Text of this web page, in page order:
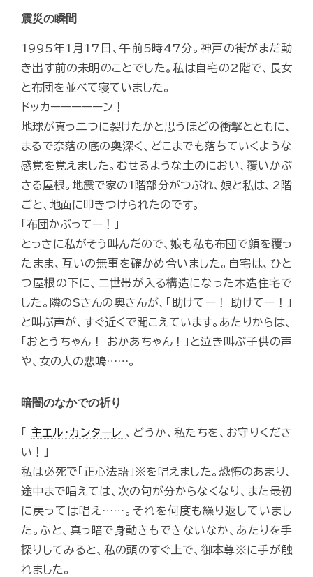
震災の瞬間
1995年1月17日、午前5時47分。神戸の街がまだ動
き出す前の未明のことでした。私は自宅の2階で、長女
と布団を並べて寝ていました。
ドッカーーーーーン！
地球が真っ二つに裂けたかと思うほどの衝撃とともに、
まるで奈落の底の奥深く、どこまでも落ちていくような
感覚を覚えました。むせるような土のにおい、覆いかぶ
さる屋根。地震で家の1階部分がつぶれ、娘と私は、2階
ごと、地面に叩きつけられたのです。
「布団かぶってー！」
とっさに私がそう叫んだので、娘も私も布団で顔を覆っ
たまま、互いの無事を確かめ合いました。自宅は、ひと
つ屋根の下に、二世帯が入る構造になった木造住宅で
した。隣のSさんの奥さんが、「助けてー！ 助けてー！」
と叫ぶ声が、すぐ近くで聞こえています。あたりからは、
「おとうちゃん！ おかあちゃん！」と泣き叫ぶ子供の声
や、女の人の悲鳴……。
暗闇のなかでの祈り
主エル・カンターレ 、どうか、私たちを、お守りくださ
い！」
私は必死で「正心法語」※を唱えました。恐怖のあまり、
途中まで唱えては、次の句が分からなくなり、また最初
に戻っては唱え……。それを何度も繰り返していまし
た。ふと、真っ暗で身動きもできないなか、あたりを手
探りしてみると、私の頭のすぐ上で、御本尊※に手が触
れました。